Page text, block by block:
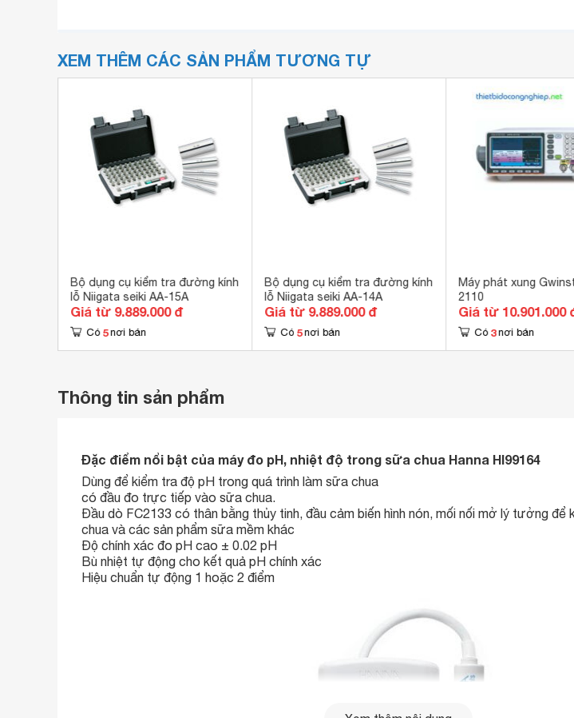
XEM THÊM CÁC SẢN PHẨM TƯƠNG TỰ
Bộ dụng cụ kiểm tra đường kính
lỗ Niigata seiki AA-15A
Giá từ 9.889.000 đ
Có 5 nơi bán
Bộ dụng cụ kiểm tra đường kính
lỗ Niigata seiki AA-14A
Giá từ 9.889.000 đ
Có 5 nơi bán
Máy phát xung
2110
Giá từ 10.901.000
Có 3 nơi bán
Thông tin sản phẩm
Đặc điểm nổi bật của máy đo pH, nhiệt độ trong sữa chua Hanna HI99164
Dùng để kiểm tra độ pH trong quá trình làm sữa chua
có đầu đo trực tiếp vào sữa chua.
Đầu dò FC2133 có thân bằng thủy tinh, đầu cảm biến hình nón, mối nối mở lý tưởng để
chua và các sản phẩm sữa mềm khác
Độ chính xác đo pH cao ± 0.02 pH
Bù nhiệt tự động cho kết quả pH chính xác
Hiệu chuẩn tự động 1 hoặc 2 điểm